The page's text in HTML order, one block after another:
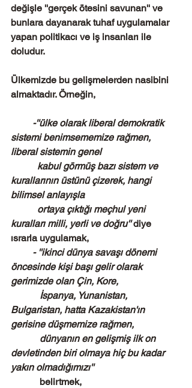
değişle ''gerçek ötesini savunan'' ve
bunlara dayanarak tuhaf uygulamalar
yapan politikacı ve iş insanları ile
doludur.
Ülkemizde bu gelişmelerden nasibini
almaktadır. Örneğin,
-''ülke olarak liberal demokratik
sistemi benimsememize rağmen,
liberal sistemin genel
kurallarının üstünü çizerek, hangi
bilimsel anlayışla
kuralları milli, yerli ve doğru'' diye
ısrarla uygulamak,
öncesinde kişi başı gelir olarak
gerimizde olan Çin, Kore,
Bulgaristan, hatta Kazakistan'ın
gerisine düşmemize rağmen,
devletinden biri olmaya hiç bu kadar
yakın olmadığımızı''
            belirtmek,